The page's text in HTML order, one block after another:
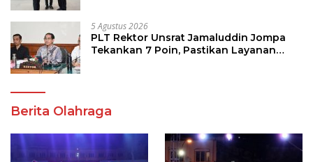
5 Agustus 2026
PLT Rektor Unsrat Jamaluddin Jompa
Tekankan 7 Poin, Pastikan Layanan
Berita Olahraga